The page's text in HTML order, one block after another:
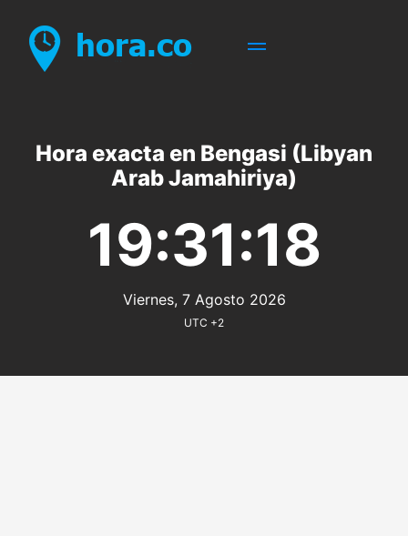
Hora exacta en Bengasi (Libyan
Arab Jamahiriya)
19:31:18
Viernes, 7 Agosto 2026
UTC +2